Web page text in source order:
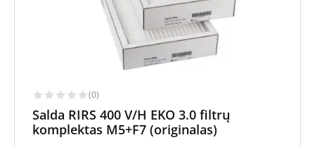
(0)
Salda RIRS 400 V/H EKO 3.0 filtrų
komplektas M5+F7 (originalas)